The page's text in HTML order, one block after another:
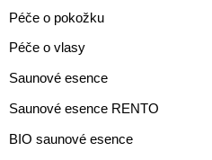
Péče o pokožku
Péče o vlasy
Saunové esence
Saunové esence RENTO
BIO saunové esence